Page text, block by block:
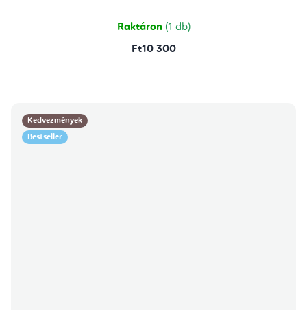
Raktáron (1 db)
Ft10 300
Kedvezmények
Bestseller